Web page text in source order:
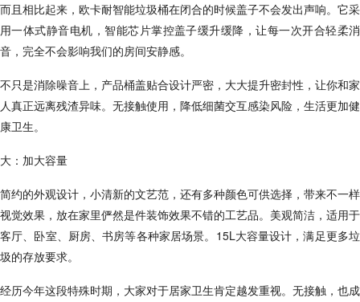
而且相比起来，欧卡耐智能垃圾桶在闭合的时候盖子不会发出声响。它采
用一体式静音电机，智能芯片掌控盖子缓升缓降，让每一次开合轻柔消
音，完全不会影响我们的房间安静感。
不只是消除噪音上，产品桶盖贴合设计严密，大大提升密封性，让你和家
人真正远离残渣异味。无接触使用，降低细菌交互感染风险，生活更加健
康卫生。
大：加大容量
简约的外观设计，小清新的文艺范，还有多种颜色可供选择，带来不一样
视觉效果，放在家里俨然是件装饰效果不错的工艺品。美观简洁，适用于
客厅、卧室、厨房、书房等各种家居场景。15L大容量设计，满足更多垃
圾的存放要求。
经历今年这段特殊时期，大家对于居家卫生肯定越发重视。无接触，也成